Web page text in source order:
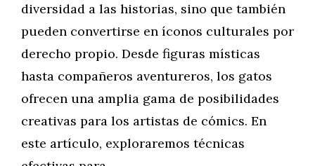
diversidad a las historias, sino que también
pueden convertirse en íconos culturales por
derecho propio. Desde figuras místicas
hasta compañeros aventureros, los gatos
ofrecen una amplia gama de posibilidades
creativas para los artistas de cómics. En
este artículo, exploraremos técnicas